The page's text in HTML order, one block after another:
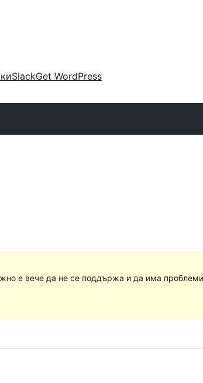
SlackGet WordPress
е вече да не се поддържа и да има проблеми